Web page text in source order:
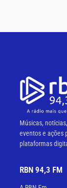
Músicas,
eventos e ações
plataformas
RBN 94,3 FM